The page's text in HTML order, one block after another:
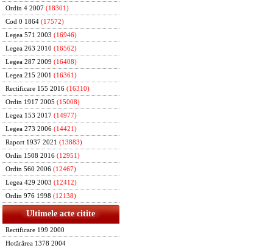
Ordin 4 2007 (18301)
Cod 0 1864 (17572)
Legea 571 2003 (16946)
Legea 263 2010 (16562)
Legea 287 2009 (16408)
Legea 215 2001 (16361)
Rectificare 155 2016 (16310)
Ordin 1917 2005 (15008)
Legea 153 2017 (14977)
Legea 273 2006 (14421)
Raport 1937 2021 (13883)
Ordin 1508 2016 (12951)
Ordin 560 2006 (12467)
Legea 429 2003 (12412)
Ordin 976 1998 (12138)
Ultimele acte citite
Rectificare 199 2000
Hotărârea 1378 2004